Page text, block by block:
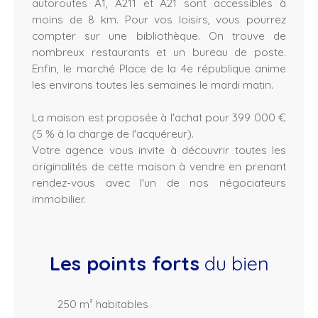
autoroutes A1, A211 et A21 sont accessibles à
moins de 8 km. Pour vos loisirs, vous pourrez
compter sur une bibliothèque. On trouve de
nombreux restaurants et un bureau de poste.
Enfin, le marché Place de la 4e république anime
les environs toutes les semaines le mardi matin.
La maison est proposée à l'achat pour 399 000 €
(5 % à la charge de l'acquéreur).
Votre agence vous invite à découvrir toutes les
originalités de cette maison à vendre en prenant
rendez-vous avec l'un de nos négociateurs
immobilier.
Les points forts du bien
250 m² habitables